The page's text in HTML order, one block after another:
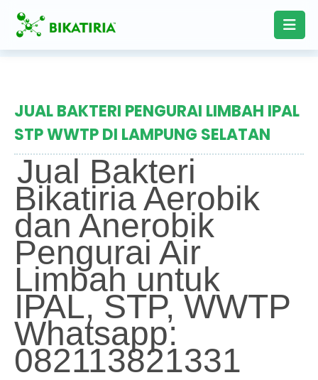
JUAL BAKTERI PENGURAI LIMBAH IPAL
STP WWTP DI LAMPUNG SELATAN
Jual Bakteri
Bikatiria Aerobik
dan Anerobik
Pengurai Air
Limbah untuk
IPAL, STP, WWTP
Whatsapp:
082113821331